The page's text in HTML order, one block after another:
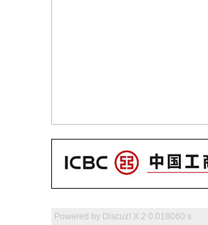
Powered by Discuz! X 2 0.018060 s